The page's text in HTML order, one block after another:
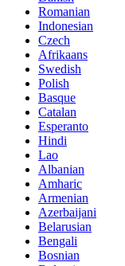
Romanian
Indonesian
Czech
Afrikaans
Swedish
Polish
Basque
Catalan
Esperanto
Hindi
Lao
Albanian
Amharic
Armenian
Azerbaijani
Belarusian
Bengali
Bosnian